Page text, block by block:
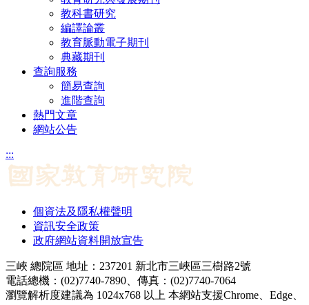
教科書研究
編譯論叢
教育脈動電子期刊
典藏期刊
查詢服務
簡易查詢
進階查詢
熱門文章
網站公告
:::
個資法及隱私權聲明
資訊安全政策
政府網站資料開放宣告
三峽 總院區 地址：237201 新北市三峽區三樹路2號
電話總機：(02)7740-7890、傳真：(02)7740-7064
瀏覽解析度建議為 1024x768 以上 本網站支援Chrome、Edge、